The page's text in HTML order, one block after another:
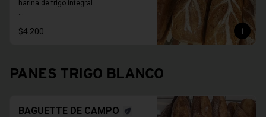
harina de trigo integral.
moldes de panes pueden cambiar.
$4.200
PANES TRIGO BLANCO
BAGUETTE DE CAMPO